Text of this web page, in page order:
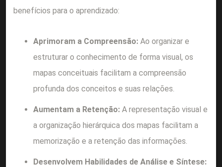
benefícios para o aprendizado:
Aprimoram a Compreensão: Ao organizar e
estruturar o conhecimento de forma visual, os
mapas conceituais facilitam a compreensão
profunda dos conceitos e suas relações.
Aumentam a Retenção: A representação visual e
a organização hierárquica dos mapas facilitam a
memorização e a retenção das informações.
Desenvolvem Habilidades de Análise e Síntese: